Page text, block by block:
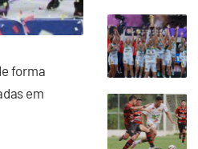
forma
em